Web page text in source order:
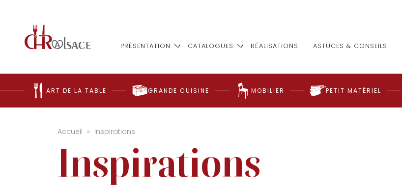
PRÉSENTATION CATALOGUES RÉALISATIONS ASTUCES & CONSEILS
ART DE LA TABLE GRANDE CUISINE MOBILIER PETIT MATÉRIEL
Accueil » Inspirations
Inspirations